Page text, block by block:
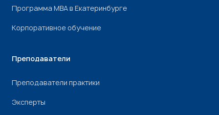
Программа МВА в Екатеринбурге
Корпоративное обучение
Преподаватели
Преподаватели практики
Эксперты